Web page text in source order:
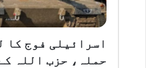
اسرائیلی فوج کا
حملہ، حزب اللہ کے 4 کارکن